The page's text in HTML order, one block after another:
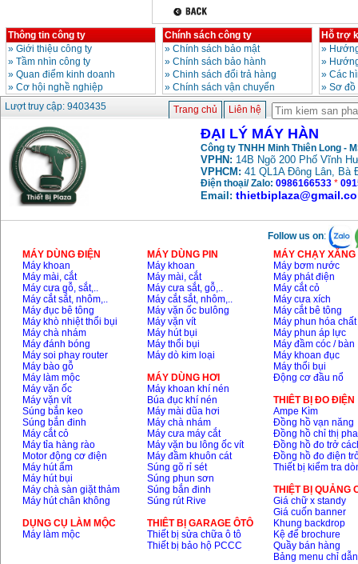
Thông tin công ty
» Giới thiệu công ty
» Tầm nhìn công ty
» Quan điểm kinh doanh
» Cơ hội nghề nghiệp
Chính sách công ty
» Chính sách bảo mật
» Chính sách bảo hành
» Chinh sách đổi trả hàng
» Chính sách vận chuyển
Hỗ trợ
»
»
» Các
» Sơ
Lượt truy cập: 9403435
Trang chủ Liên hệ
ĐẠI LÝ MÁY HÀN
Công ty TNHH Minh Thiên Long -
VPHN: 14B Ngõ 200 Phố Vĩnh
VPHCM: 41 QL1A Đông Lân, Bà
Điện thoại/ Zalo: 0986166533 *
Email:
Follow us on:
MÁY DÙNG ĐIỆN
Máy khoan
Máy mài, cắt
Máy cưa gỗ, sắt,..
Máy cắt sắt, nhôm,..
Máy đục bê tông
Máy khò nhiệt thổi bụi
Máy chà nhám
Máy đánh bóng
Máy soi phay router
Máy bào gỗ
Máy làm mộc
Máy vặn ốc
Máy vặn vít
Súng bắn keo
Súng bắn đinh
Máy cắt cỏ
Máy tỉa hàng rào
Motor động cơ điện
Máy hút ẩm
Máy hút bụi
Máy chà sàn giặt thảm
Máy hút chân không
DỤNG CỤ LÀM MỘC
Máy làm mộc
MÁY DÙNG PIN
Máy khoan
Máy mài, cắt
Máy cưa sắt, gỗ,..
Máy cắt sắt, nhôm,..
Máy vặn ốc bulông
Máy vặn vít
Máy hút bụi
Máy thổi bụi
Máy dò kim loại
MÁY DÙNG HƠI
Máy khoan khí nén
Búa đục khí nén
Máy mài dũa hơi
Máy chà nhám
Máy cưa máy cắt
Máy vặn bu lông ốc vít
Máy đầm khuôn cát
Súng gõ rỉ sét
Súng phun sơn
Súng bắn đinh
Súng rút Rive
THIÊT BỊ GARAGE ÔTÔ
Thiết bị sửa chữa ô tô
Thiết bị bảo hộ PCCC
MÁY CHẠY
Máy bơm nước
Máy phát điện
Máy cắt cỏ
Máy cưa xích
Máy cắt bê tông
Máy phun hóa chất
Máy phun áp lực
Máy đầm cóc / bàn
Máy khoan đục
Máy thổi bụi
Động cơ đầu nổ
THIÊT BỊ ĐO ĐIỆN
Ampe Kìm
Đồng hồ vạn năng
Đồng hồ chỉ thị pha
Đồng hồ đo trở
Đồng hồ đo điện
Thiết bị kiểm tra
THIỆT BỊ QUẢNG
Giá chữ x standy
Giá cuốn banner
Khung backdrop
Kệ để brochure
Quầy bán hàng
Bảng menu chỉ dẫn